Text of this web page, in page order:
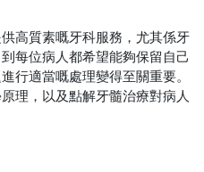
供高質素嘅牙科服務，尤其係牙
每位病人都希望能夠保留自己
行適當嘅處理變得至關重要。
理，以及點解牙髓治療對病人